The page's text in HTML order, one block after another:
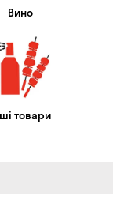
Вино
товари